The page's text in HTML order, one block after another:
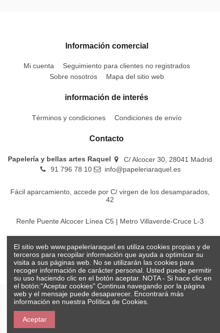
Información comercial
Mi cuenta
Seguimiento para clientes no registrados
Sobre nosotros
Mapa del sitio web
información de interés
Términos y condiciones Condiciones de envío
Contacto
Papelería y bellas artes Raquel
C/ Alcocer 30, 28041 Madrid
91 796 78 10
info@papeleriaraquel.es
Fácil aparcamiento, accede por C/ virgen de los desamparados,
42
Renfe Puente Alcocer Línea C5 | Metro Villaverde-Cruce L-3
El sitio web www.papeleriaraquel.es utiliza cookies propias y de
terceros para recopilar información que ayuda a optimizar su
visita a sus páginas web. No se utilizarán las cookies para
recoger información de carácter personal. Usted puede permitir
su uso haciendo clic en el botón aceptar. NOTA - Si hace clic en
el botón:"Aceptar cookies" Continua navegando por la página
web y el mensaje puede desaparecer. Encontrará más
información en nuestra Política de Cookies.
Aceptar